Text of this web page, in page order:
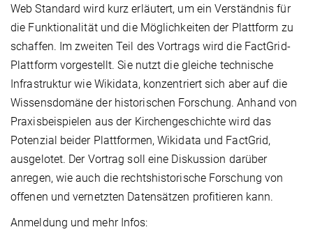
Web Standard wird kurz erläutert, um ein Verständnis für
die Funktionalität und die Möglichkeiten der Plattform zu
schaffen. Im zweiten Teil des Vortrags wird die FactGrid-
Plattform vorgestellt. Sie nutzt die gleiche technische
Infrastruktur wie Wikidata, konzentriert sich aber auf die
Wissensdomäne der historischen Forschung. Anhand von
Praxisbeispielen aus der Kirchengeschichte wird das
Potenzial beider Plattformen, Wikidata und FactGrid,
ausgelotet. Der Vortrag soll eine Diskussion darüber
anregen, wie auch die rechtshistorische Forschung von
offenen und vernetzten Datensätzen profitieren kann.
Anmeldung und mehr Infos: